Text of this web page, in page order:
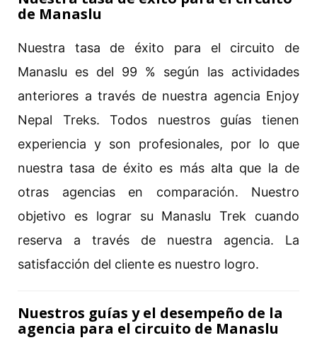
de Manaslu
Nuestra tasa de éxito para el circuito de
Manaslu es del 99 % según las actividades
anteriores a través de nuestra agencia Enjoy
Nepal Treks. Todos nuestros guías tienen
experiencia y son profesionales, por lo que
nuestra tasa de éxito es más alta que la de
otras agencias en comparación. Nuestro
objetivo es lograr su Manaslu Trek cuando
reserva a través de nuestra agencia. La
satisfacción del cliente es nuestro logro.
Nuestros guías y el desempeño de la
agencia para el circuito de Manaslu